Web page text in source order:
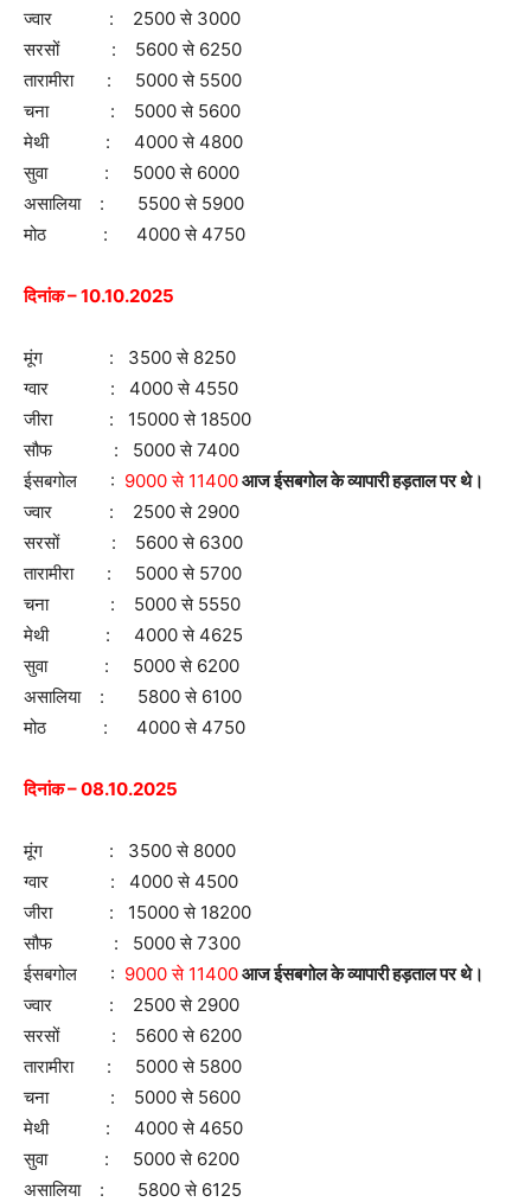
ज्वार : 2500 से 3000
सरसों : 5600 से 6250
तारामीरा : 5000 से 5500
चना : 5000 से 5600
मेथी : 4000 से 4800
सुवा : 5000 से 6000
असालिया : 5500 से 5900
मोठ : 4000 से 4750
दिनांक – 10.10.2025
मूंग : 3500 से 8250
ग्वार : 4000 से 4550
जीरा : 15000 से 18500
सौफ : 5000 से 7400
ईसबगोल : 9000 से 11400आज ईसबगोल के व्यापारी हड़ताल पर थे।
ज्वार : 2500 से 2900
सरसों : 5600 से 6300
तारामीरा : 5000 से 5700
चना : 5000 से 5550
मेथी : 4000 से 4625
सुवा : 5000 से 6200
असालिया : 5800 से 6100
मोठ : 4000 से 4750
दिनांक – 08.10.2025
मूंग : 3500 से 8000
ग्वार : 4000 से 4500
जीरा : 15000 से 18200
सौफ : 5000 से 7300
ईसबगोल : 9000 से 11400आज ईसबगोल के व्यापारी हड़ताल पर थे।
ज्वार : 2500 से 2900
सरसों : 5600 से 6200
तारामीरा : 5000 से 5800
चना : 5000 से 5600
मेथी : 4000 से 4650
सुवा : 5000 से 6200
असालिया : 5800 से 6125